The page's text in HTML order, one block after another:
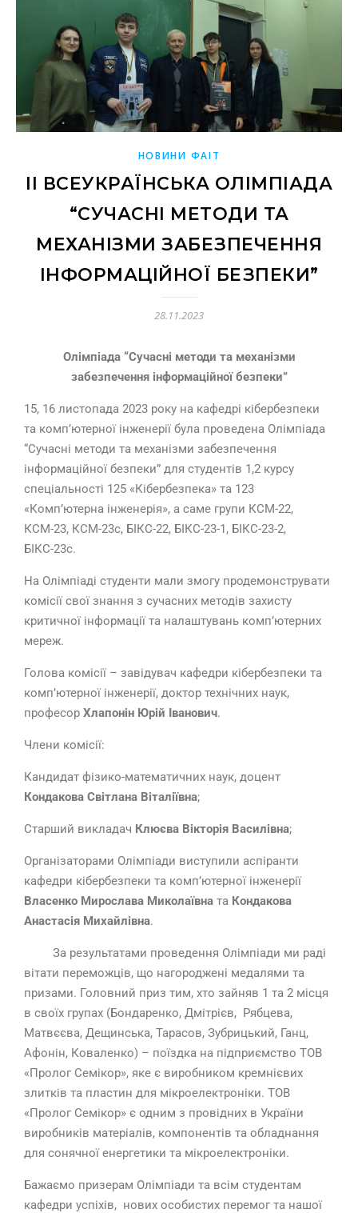
НОВИНИ ФАІТ
ІІ ВСЕУКРАЇНСЬКА ОЛІМПІАДА
“СУЧАСНІ МЕТОДИ ТА
МЕХАНІЗМИ ЗАБЕЗПЕЧЕННЯ
ІНФОРМАЦІЙНОЇ БЕЗПЕКИ”
28.11.2023
Олімпіада “Сучасні методи та механізми
забезпечення інформаційної безпеки”
15, 16 листопада 2023 року на кафедрі кібербезпеки
та комп’ютерної інженерії була проведена Олімпіада
“Сучасні методи та механізми забезпечення
інформаційної безпеки” для студентів 1,2 курсу
спеціальності 125 «Кібербезпека» та 123
«Комп’ютерна інженерія», а саме групи КСМ-22,
КСМ-23, КСМ-23с, БІКС-22, БІКС-23-1, БІКС-23-2,
БІКС-23с.
На Олімпіаді студенти мали змогу продемонструвати
комісії свої знання з сучасних методів захисту
критичної інформації та налаштувань комп’ютерних
мереж.
Голова комісії – завідувач кафедри кібербезпеки та
комп’ютерної інженерії, доктор технічних наук,
професор Хлапонін Юрій Іванович.
Члени комісії:
Кандидат фізико-математичних наук, доцент
Кондакова Світлана Віталіївна;
Старший викладач Клюєва Вікторія Василівна;
Організаторами Олімпіади виступили аспіранти
кафедри кібербезпеки та комп’ютерної інженерії
Власенко Мирослава Миколаївна та Кондакова
Анастасія Михайлівна.
За результатами проведення Олімпіади ми раді
вітати переможців, що нагороджені медалями та
призами. Головний приз тим, хто зайняв 1 та 2 місця
в своїх групах (Бондаренко, Дмітрієв, Рябцева,
Матвєєва, Дещинська, Тарасов, Зубрицький, Ганц,
Афонін, Коваленко) – поїздка на підприємство ТОВ
«Пролог Семікор», яке є виробником кремнієвих
злитків та пластин для мікроелектроніки. ТОВ
«Пролог Семікор» є одним з провідних в України
виробників матеріалів, компонентів та обладнання
для сонячної енергетики та мікроелектроніки.
Бажаємо призерам Олімпіади та всім студентам
кафедри успіхів, нових особистих перемог та нашої